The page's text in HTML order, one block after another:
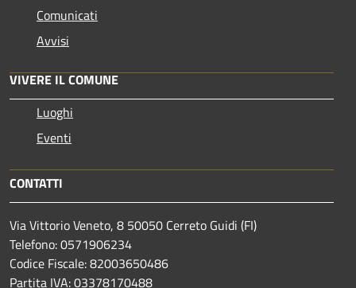
Comunicati
Avvisi
VIVERE IL COMUNE
Luoghi
Eventi
CONTATTI
Via Vittorio Veneto, 8 50050 Cerreto Guidi (FI)
Telefono: 0571906234
Codice Fiscale: 82003650486
Partita IVA: 03378170488